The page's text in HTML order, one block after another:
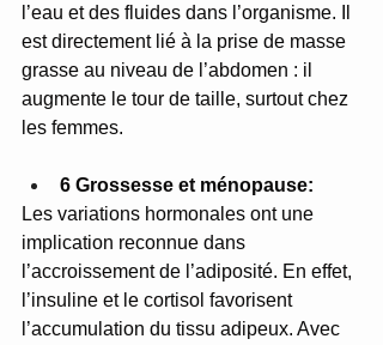
l’eau et des fluides dans l’organisme. Il
est directement lié à la prise de masse
grasse au niveau de l’abdomen : il
augmente le tour de taille, surtout chez
les femmes.
6 Grossesse et ménopause:
Les variations hormonales ont une
implication reconnue dans
l’accroissement de l’adiposité. En effet,
l’insuline et le cortisol favorisent
l’accumulation du tissu adipeux. Avec